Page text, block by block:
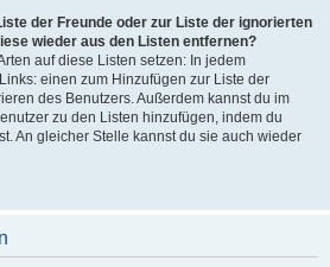
der Freunde oder zur Liste der ignorierten
wieder aus den Listen entfernen?
auf diese Listen setzen: In jedem
einen zum Hinzufügen zur Liste der
des Benutzers. Außerdem kannst du im
zu den Listen hinzufügen, indem du
An gleicher Stelle kannst du sie auch wieder